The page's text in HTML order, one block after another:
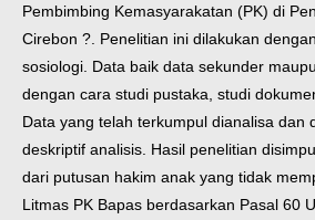
Pembimbing Kemasyarakatan (PK) di
Cirebon ?. Penelitian ini dilakukan
sosiologi. Data baik data sekunder
dengan cara studi pustaka, studi
Data yang telah terkumpul dianalisa dan
deskriptif analisis. Hasil penelitian
dari putusan hakim anak yang tidak
Litmas PK Bapas berdasarkan Pasal 60